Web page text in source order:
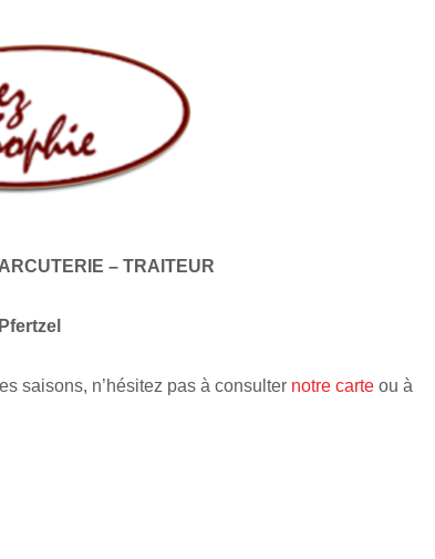
– TRAITEUR
Pfertzel
saisons, n’hésitez pas à consulter notre carte ou à